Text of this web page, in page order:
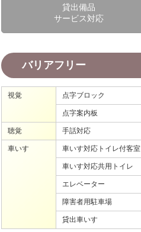
貸出備品
サービス対応
バリアフリー
視覚 点字ブロック
点字案内板
聴覚 手話対応
車いす 車いす対応トイレ付客室
車いす対応共用トイレ
エレベーター
障害者用駐車場
貸出車いす